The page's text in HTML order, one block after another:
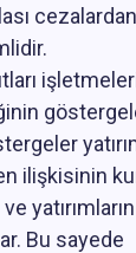
cezalardan
ilişkisinin
Bu sayede